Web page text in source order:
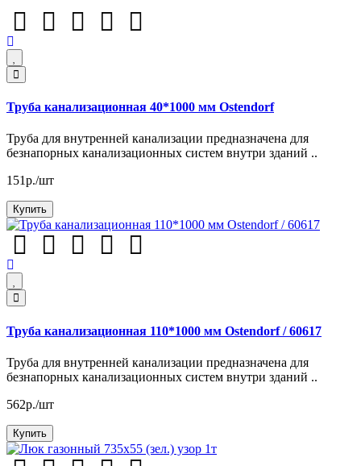
Труба канализационная 40*1000 мм Ostendorf
Труба для внутренней канализации предназначена для
безнапорных канализационных систем внутри зданий ..
151р./шт
Купить
Труба канализационная 110*1000 мм Ostendorf / 60617
Труба для внутренней канализации предназначена для
безнапорных канализационных систем внутри зданий ..
562р./шт
Купить